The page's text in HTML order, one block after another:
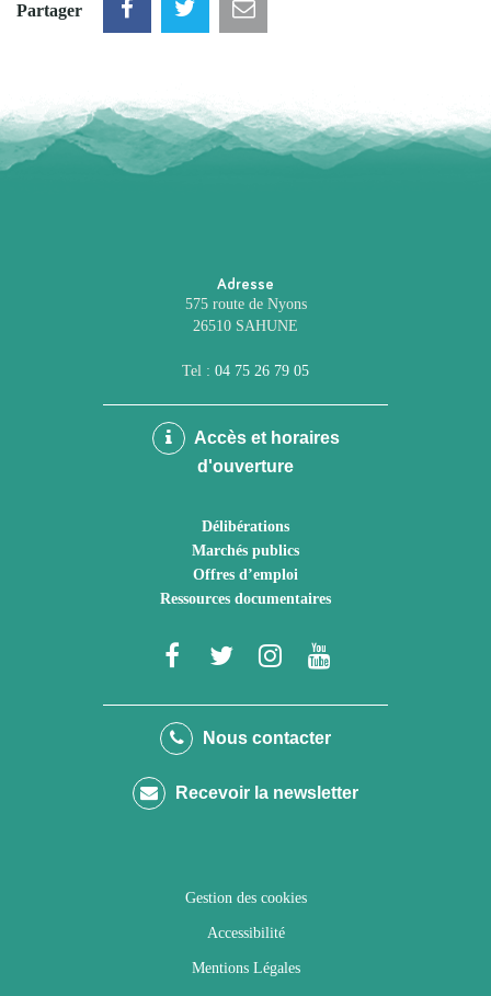
Partager
Adresse
575 route de Nyons
26510 SAHUNE
Tel : 04 75 26 79 05
Accès et horaires
d'ouverture
Délibérations
Marchés publics
Offres d’emploi
Ressources documentaires
Lien
le
Facebook
Lien
le
Twitter
Lien
le
Instagram
Youtube
Nous contacter
Recevoir la newsletter
Gestion des cookies
Accessibilité
Mentions Légales